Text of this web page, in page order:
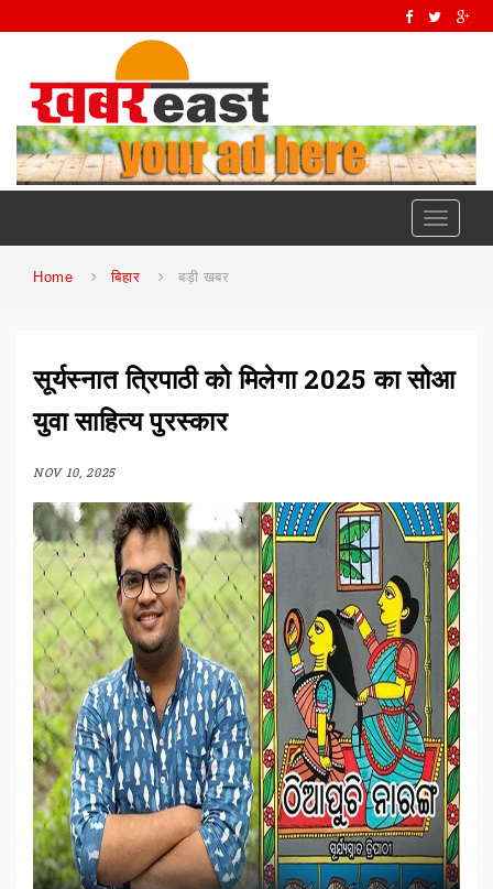
Toggle
Home बिहार बड़ी खबर
सूर्यस्नात त्रिपाठी को मिलेगा 2025 का सोआ
युवा साहित्य पुरस्कार
NOV 10, 2025